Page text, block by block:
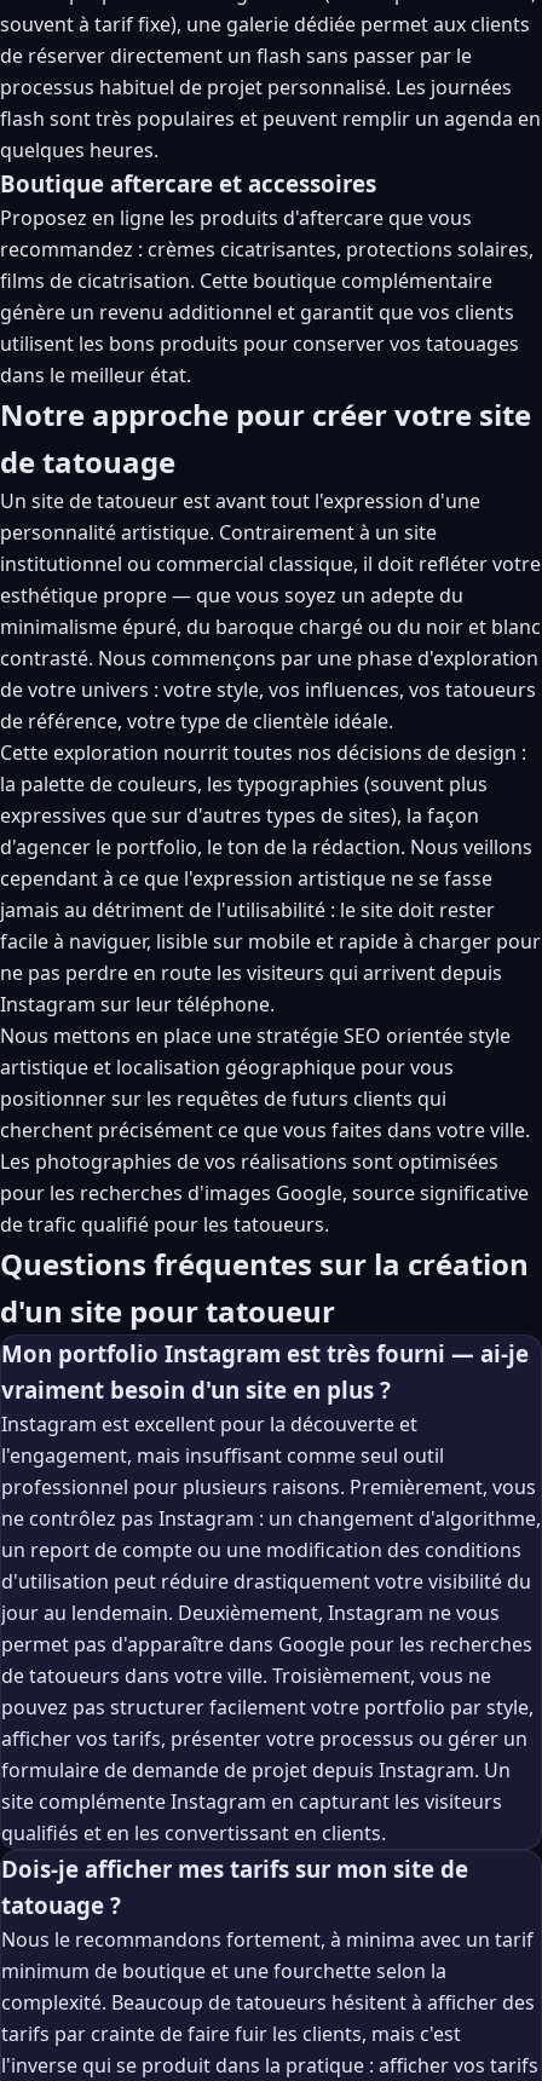
souvent à tarif fixe), une galerie dédiée permet aux clients
de réserver directement un flash sans passer par le
processus habituel de projet personnalisé. Les journées
flash sont très populaires et peuvent remplir un agenda en
quelques heures.
Boutique aftercare et accessoires
Proposez en ligne les produits d'aftercare que vous
recommandez : crèmes cicatrisantes, protections solaires,
films de cicatrisation. Cette boutique complémentaire
génère un revenu additionnel et garantit que vos clients
utilisent les bons produits pour conserver vos tatouages
dans le meilleur état.
Notre approche pour créer votre site
de tatouage
Un site de tatoueur est avant tout l'expression d'une
personnalité artistique. Contrairement à un site
institutionnel ou commercial classique, il doit refléter votre
esthétique propre — que vous soyez un adepte du
minimalisme épuré, du baroque chargé ou du noir et blanc
contrasté. Nous commençons par une phase d'exploration
de votre univers : votre style, vos influences, vos tatoueurs
de référence, votre type de clientèle idéale.
Cette exploration nourrit toutes nos décisions de design :
la palette de couleurs, les typographies (souvent plus
expressives que sur d'autres types de sites), la façon
d'agencer le portfolio, le ton de la rédaction. Nous veillons
cependant à ce que l'expression artistique ne se fasse
jamais au détriment de l'utilisabilité : le site doit rester
facile à naviguer, lisible sur mobile et rapide à charger pour
ne pas perdre en route les visiteurs qui arrivent depuis
Instagram sur leur téléphone.
Nous mettons en place une stratégie SEO orientée style
artistique et localisation géographique pour vous
positionner sur les requêtes de futurs clients qui
cherchent précisément ce que vous faites dans votre ville.
Les photographies de vos réalisations sont optimisées
pour les recherches d'images Google, source significative
de trafic qualifié pour les tatoueurs.
Questions fréquentes sur la création
d'un site pour tatoueur
Mon portfolio Instagram est très fourni — ai-je
vraiment besoin d'un site en plus ?
Instagram est excellent pour la découverte et
l'engagement, mais insuffisant comme seul outil
professionnel pour plusieurs raisons. Premièrement, vous
ne contrôlez pas Instagram : un changement d'algorithme,
un report de compte ou une modification des conditions
d'utilisation peut réduire drastiquement votre visibilité du
jour au lendemain. Deuxièmement, Instagram ne vous
permet pas d'apparaître dans Google pour les recherches
de tatoueurs dans votre ville. Troisièmement, vous ne
pouvez pas structurer facilement votre portfolio par style,
afficher vos tarifs, présenter votre processus ou gérer un
formulaire de demande de projet depuis Instagram. Un
site complémente Instagram en capturant les visiteurs
qualifiés et en les convertissant en clients.
Dois-je afficher mes tarifs sur mon site de
tatouage ?
Nous le recommandons fortement, à minima avec un tarif
minimum de boutique et une fourchette selon la
complexité. Beaucoup de tatoueurs hésitent à afficher des
tarifs par crainte de faire fuir les clients, mais c'est
l'inverse qui se produit dans la pratique : afficher vos tarifs